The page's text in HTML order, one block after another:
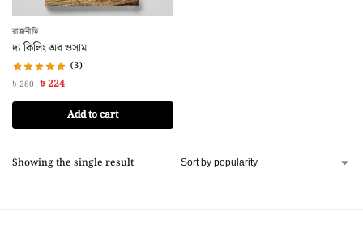
রাজনীতি
দ্য কিলিং অব ওসামা
(3)
৳280 ৳224
Add to cart
Showing the single result